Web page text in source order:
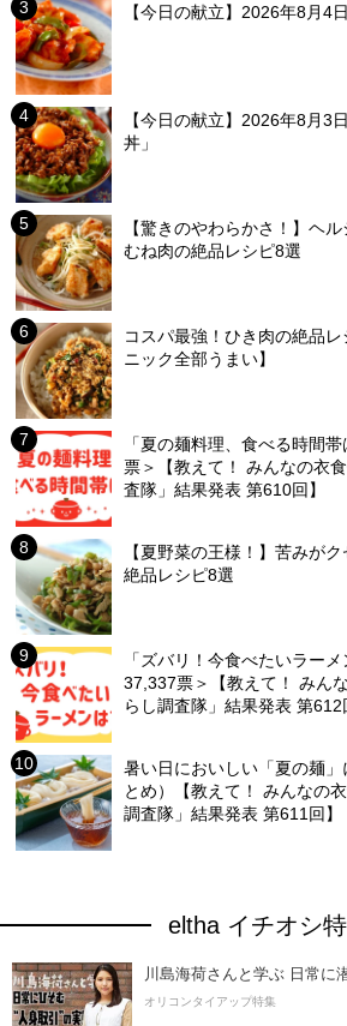
【今日の献立】2026年8月4
【今日の献立】2026年8月3
丼」
【驚きのやわらかさ！】ヘ
むね肉の絶品レシピ8選
コスパ最強！ひき肉の絶品
ニック全部うまい】
「夏の麺料理、食べる時間
票＞【教えて！ みんなの衣
査隊」結果発表 第610回】
【夏野菜の王様！】苦みが
絶品レシピ8選
「ズバリ！今食べたいラー
37,337票＞【教えて！ みん
らし調査隊」結果発表 第612
暑い日においしい「夏の麺
とめ）【教えて！ みんなの
調査隊」結果発表 第611回】
eltha イチオシ
川島海荷さんと学ぶ 日常に
オリコンタイアップ特集